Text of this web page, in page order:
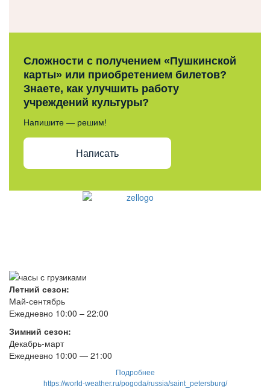
Сложности с получением «Пушкинской
карты» или приобретением билетов?
Знаете, как улучшить работу
учреждений культуры?
Напишите — решим!
Написать
Летний сезон:
Май-сентябрь
Ежедневно 10:00 – 22:00
Зимний сезон:
Декабрь-март
Ежедневно 10:00 — 21:00
Подробнее
https://world-weather.ru/pogoda/russia/saint_petersburg/